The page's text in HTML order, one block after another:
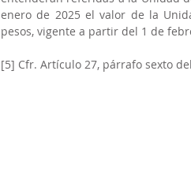
enero de 2025 el valor de la
pesos, vigente a partir del 1 de
[5] Cfr. Artículo 27, párrafo sexto